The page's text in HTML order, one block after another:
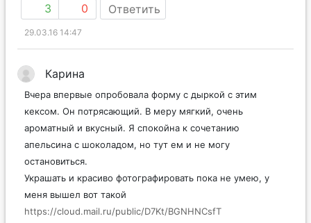
3 0 Ответить
29.03.16 14:47
Карина
Вчера впервые опробовала форму с дыркой с этим
кексом. Он потрясающий. В меру мягкий, очень
ароматный и вкусный. Я спокойна к сочетанию
апельсина с шоколадом, но тут ем и не могу
остановиться.
Украшать и красиво фотографировать пока не умею, у
меня вышел вот такой
https://cloud.mail.ru/public/D7Kt/BGNHNCsfT